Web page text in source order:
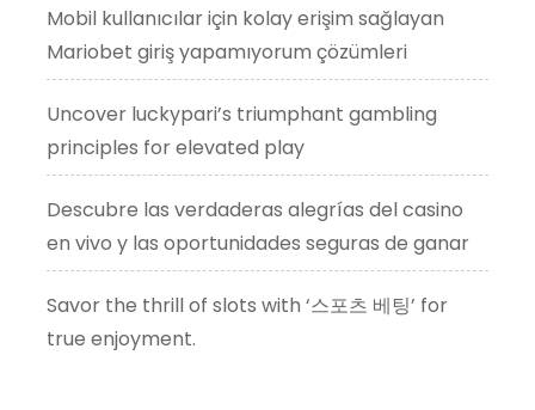
Mobil kullanıcılar için kolay erişim sağlayan
Mariobet giriş yapamıyorum çözümleri
Uncover luckypari’s triumphant gambling
principles for elevated play
Descubre las verdaderas alegrías del casino
en vivo y las oportunidades seguras de ganar
Savor the thrill of slots with ‘스포츠 베팅’ for
true enjoyment.